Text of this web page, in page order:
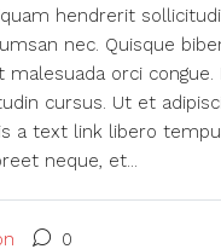
hendrerit
nec. Quisque
malesuada orci congue.
cursus. Ut et
a text link libero
neque, et...
0